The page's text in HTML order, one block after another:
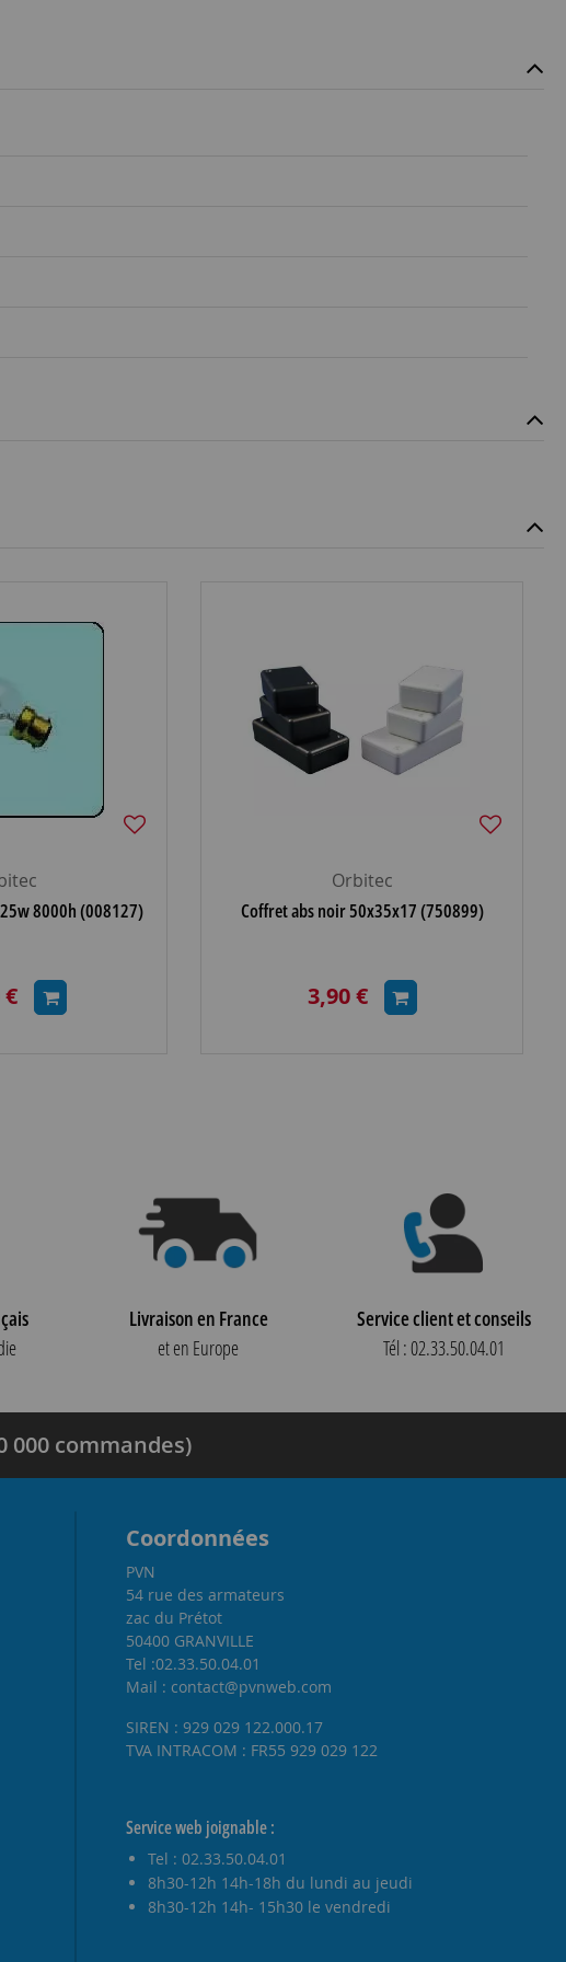
8000h (008127)
€
Orbitec
Coffret abs noir 50x35x17 (750899)
3,90 €
Livraison en France
et en Europe
Service client et conseils
Tél : 02.33.50.04.01
000 commandes)
Coordonnées
PVN
54 rue des armateurs
zac du Prétot
50400 GRANVILLE
Tel :02.33.50.04.01
Mail : contact@pvnweb.com
SIREN : 929 029 122.000.17
TVA INTRACOM : FR55 929 029 122
Service web joignable :
Tel : 02.33.50.04.01
8h30-12h 14h-18h du lundi au jeudi
8h30-12h 14h- 15h30 le vendredi